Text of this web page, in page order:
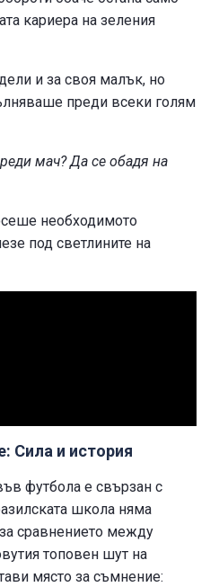
кариера на зеления
и за своя малък, но
преди всеки голям
мач? Да се обадя на
необходимото
под светлините на
Сила и история
футбола е свързан с
школа няма
сравнението между
топовен шут на
място за съмнение: